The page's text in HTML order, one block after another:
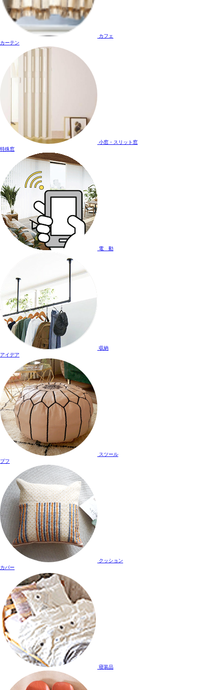
カフェ
カーテン
小窓・スリット窓
特殊窓
電 動
収納
アイデア
スツール
プフ
クッション
カバー
寝装品